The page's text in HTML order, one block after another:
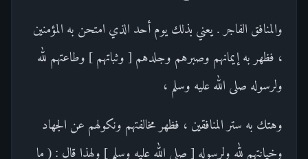
والمنافق الفاجر . يعني بذلك يوم أحد الذي امتحن به المؤمنين
، فظهر به إيمانهم وصبرهم وجلدهم [ وثباتهم ] وطاعتهم لله
ولرسوله صلى الله عليه وسلم ،
وهتك به ستر المنافقين ، فظهر مخالفتهم ونكولهم عن الجهاد
وخيانتهم لله ولرسوله [ صلى الله عليه وسلم ] ولهذا قال : ( ما